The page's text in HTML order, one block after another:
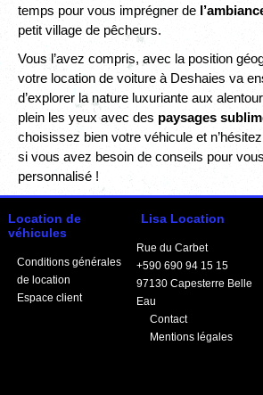
temps pour vous imprégner de
petit village de pêcheurs.
Vous l’avez compris, avec la position
votre location de voiture à Deshaies va
d’explorer la nature luxuriante aux
plein les yeux avec des paysages
choisissez bien votre véhicule et
si vous avez besoin de conseils pour
personnalisé !
Location de
véhicules
Conditions générales
de location
Espace client
Lisa Location
Rue du Carbet
+590 690 94 15 15
97130 Capesterre Belle
Eau
Contact
Mentions légales